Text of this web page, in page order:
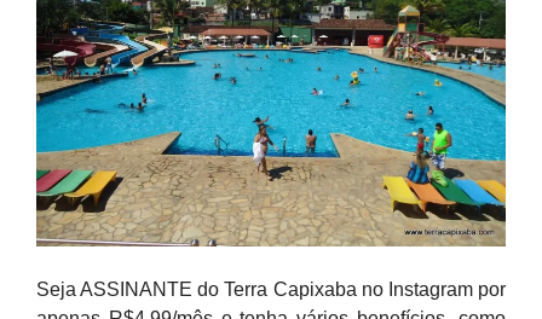
Seja ASSINANTE do Terra Capixaba no Instagram por